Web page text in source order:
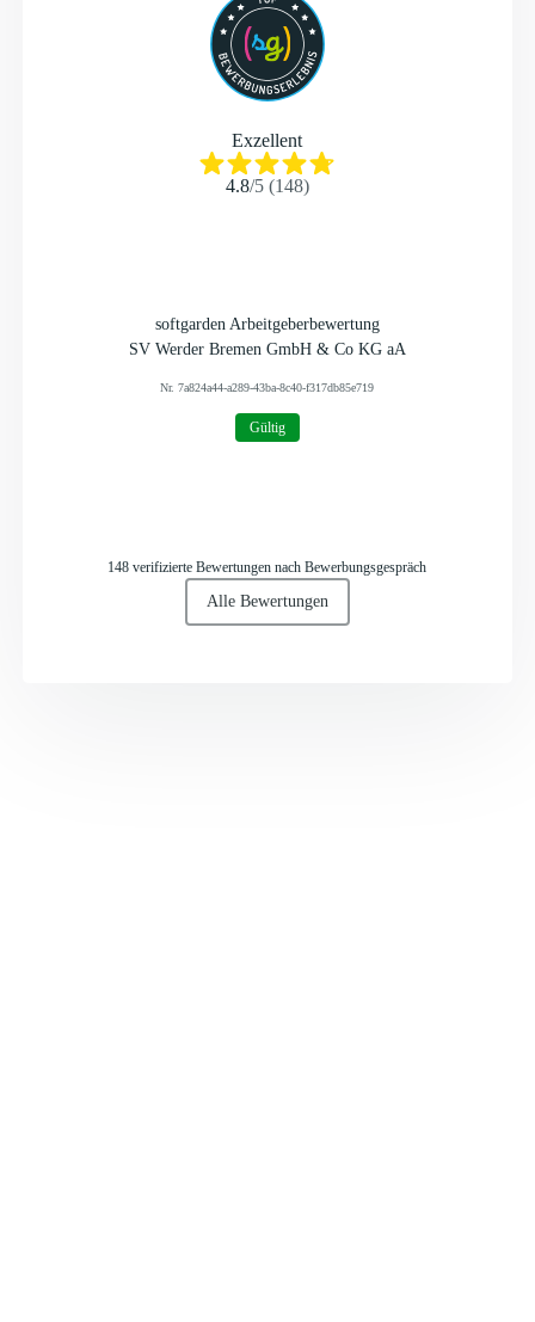
Exzellent
4.8/5(148)
softgarden Arbeitgeberbewertung
SV Werder Bremen GmbH & Co KG aA
Nr. 7a824a44-a289-43ba-8c40-f317db85e719
Gültig
148 verifizierte Bewertungen nach Bewerbungsgespräch
Alle Bewertungen